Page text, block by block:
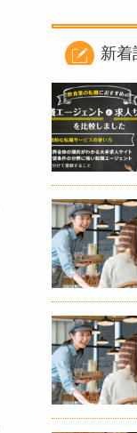
新着